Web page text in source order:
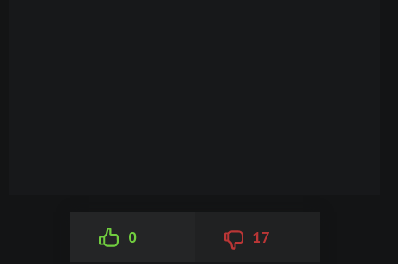
0 17